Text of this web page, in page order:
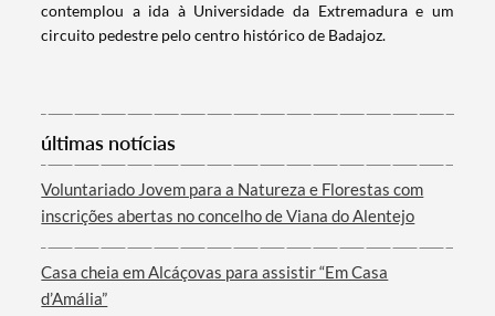
Filtros
contemplou a ida à Universidade da Extremadura e um
circuito pedestre pelo centro histórico de Badajoz.
últimas notícias
Voluntariado Jovem para a Natureza e Florestas com
inscrições abertas no concelho de Viana do Alentejo
Casa cheia em Alcáçovas para assistir “Em Casa
d’Amália”